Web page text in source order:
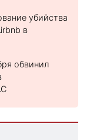
убийства
в
обвинил